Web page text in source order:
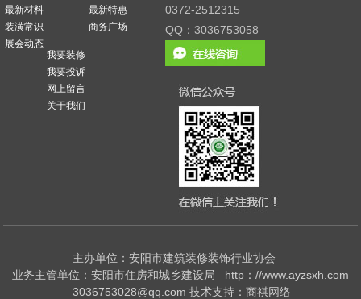
最新材料
装潢常识
展会动态
最新特惠
商务广场
我要装修
我要投诉
网上留言
关于我们
0372-2512315
QQ：3036753058
主办单位：安阳市建筑装修装饰行业协会
业务主管单位：安阳市住房和城乡建设局 http：//www.ayzsxh.com
3036753028@qq.com 技术支持：商祺网络